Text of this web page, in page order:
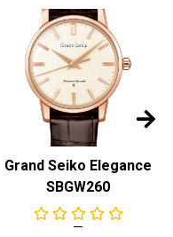
Grand Seiko Elegance
SBGW260